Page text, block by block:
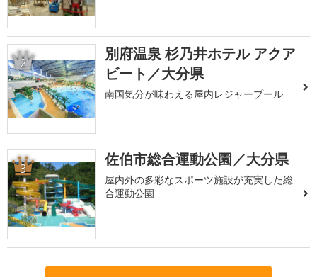
2
別府温泉 杉乃井ホテル アクア
ビート／大分県
南国気分が味わえる屋内レジャープール
3 佐伯市総合運動公園／大分県
屋内外の多彩なスポーツ施設が充実した総
合運動公園